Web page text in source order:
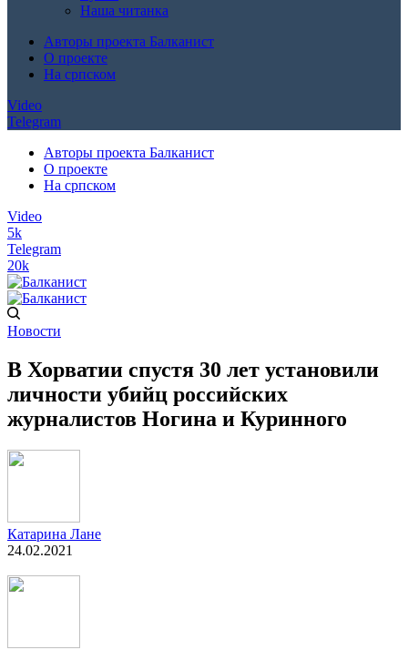
Наша читанка
Авторы проекта Балканист
О проекте
На српском
Video
Telegram
Авторы проекта Балканист
О проекте
На српском
Video
5k
Telegram
20k
Новости
В Хорватии спустя 30 лет установили
личности убийц российских
журналистов Ногина и Куринного
Катарина Лане
24.02.2021